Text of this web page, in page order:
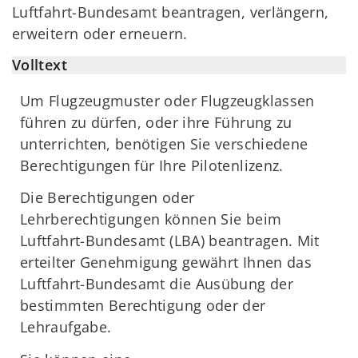
Luftfahrt-Bundesamt beantragen, verlängern,
erweitern oder erneuern.
Volltext
Um Flugzeugmuster oder Flugzeugklassen
führen zu dürfen, oder ihre Führung zu
unterrichten, benötigen Sie verschiedene
Berechtigungen für Ihre Pilotenlizenz.
Die Berechtigungen oder
Lehrberechtigungen können Sie beim
Luftfahrt-Bundesamt (LBA) beantragen. Mit
erteilter Genehmigung gewährt Ihnen das
Luftfahrt-Bundesamt die Ausübung der
bestimmten Berechtigung oder der
Lehraufgabe.